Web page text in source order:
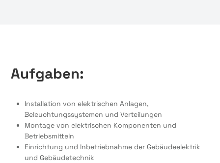
Aufgaben:
Installation von elektrischen Anlagen,
Beleuchtungssystemen und Verteilungen
Montage von elektrischen Komponenten und
Betriebsmitteln
Einrichtung und Inbetriebnahme der Gebäudeelektrik
und Gebäudetechnik